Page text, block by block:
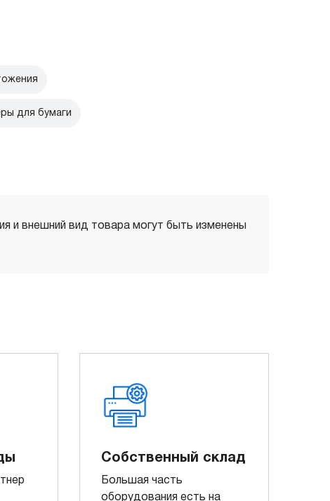
для бумаги
и внешний вид товара могут быть изменены
Собственный склад
Большая часть
оборудования есть на